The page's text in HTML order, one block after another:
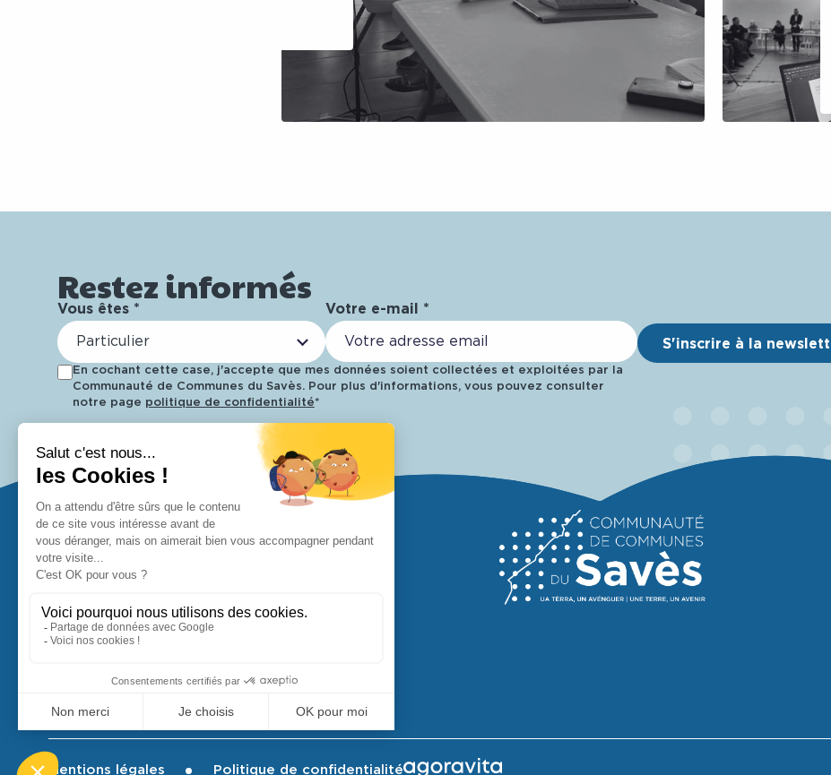
Restez informés
Vous êtes *
Particulier
Votre e-mail *
S'inscrire à la
En cochant cette case, j'accepte que mes données soient collectées et exploitées par la
Communauté de Communes du Savès. Pour plus d'informations, vous pouvez consulter
notre page politique de confidentialité*
Retrouvez-nous !
37 Avenue de la Gailloue
32220 Lombez
contact@ccsaves32.fr
Mentions légales Politique de confidentialité